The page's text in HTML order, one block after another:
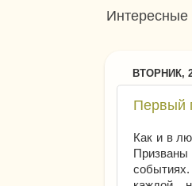
Интересные
ВТОРНИК,
Первый
Как и в